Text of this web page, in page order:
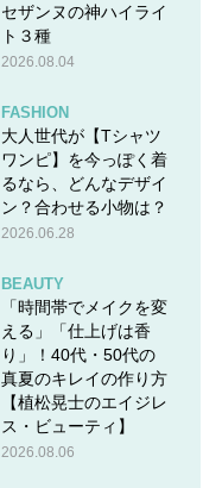
セザンヌの神ハイライ
ト３種
2026.08.04
FASHION
大人世代が【Tシャツ
ワンピ】を今っぽく着
るなら、どんなデザイ
ン？合わせる小物は？
2026.06.28
BEAUTY
「時間帯でメイクを変
える」「仕上げは香
り」！40代・50代の
真夏のキレイの作り方
【植松晃士のエイジレ
ス・ビューティ】
2026.08.06